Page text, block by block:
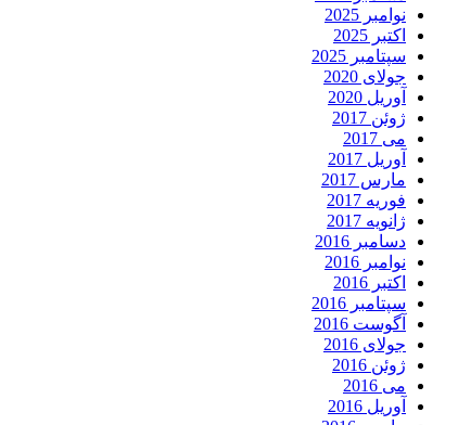
نوامبر 2025
اکتبر 2025
سپتامبر 2025
جولای 2020
آوریل 2020
ژوئن 2017
می 2017
آوریل 2017
مارس 2017
فوریه 2017
ژانویه 2017
دسامبر 2016
نوامبر 2016
اکتبر 2016
سپتامبر 2016
آگوست 2016
جولای 2016
ژوئن 2016
می 2016
آوریل 2016